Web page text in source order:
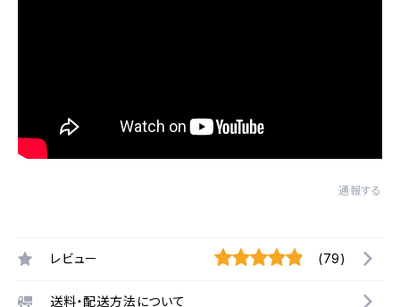
通報する
レビュー (79)
送料・配送方法について